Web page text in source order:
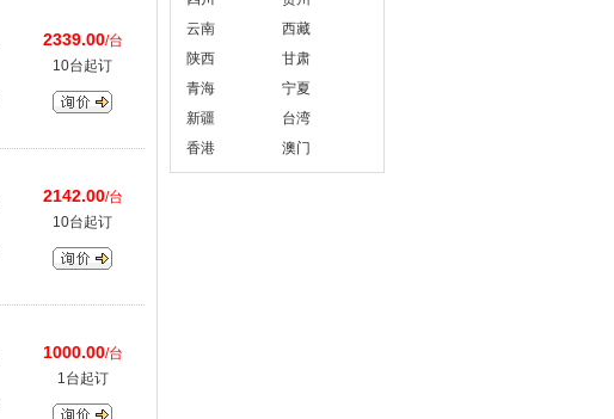
2339.00/台
10台起订
2142.00/台
10台起订
1000.00/台
1台起订
云南
西藏
陕西
甘肃
青海
宁夏
新疆
台湾
香港
澳门